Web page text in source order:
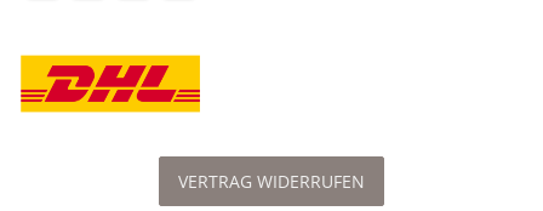
VERTRAG WIDERRUFEN